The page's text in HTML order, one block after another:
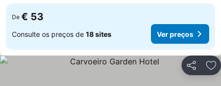
De € 53
Consulte os preços de 18 sites Ver preços
Partilhar